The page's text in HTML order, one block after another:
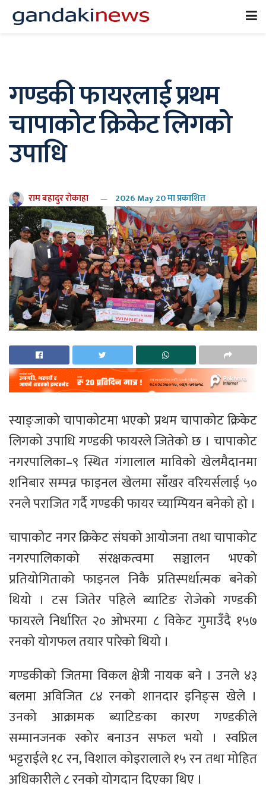
गण्डकी फायरलाई प्रथम
चापाकोट क्रिकेट लिगको
उपाधि
राम बहादुर रोकाहा 2026 May 20 मा प्रकाशित
स्याङ्जाको चापाकोटमा भएको प्रथम चापाकोट क्रिकेट
लिगको उपाधि गण्डकी फायरले जितेको छ । चापाकोट
नगरपालिका–९ स्थित गंगालाल माविको खेलमैदानमा
शनिबार सम्पन्न फाइनल खेलमा साँखर वरियर्सलाई ५०
रनले पराजित गर्दै गण्डकी फायर च्याम्पियन बनेको हो ।
चापाकोट नगर क्रिकेट संघको आयोजना तथा चापाकोट
नगरपालिकाको संरक्षकत्वमा सञ्चालन भएको
प्रतियोगिताको फाइनल निकै प्रतिस्पर्धात्मक बनेको
थियो । टस जितेर पहिले ब्याटिङ रोजेको गण्डकी
फायरले निर्धारित २० ओभरमा ८ विकेट गुमाउँदै १५७
रनको योगफल तयार पारेको थियो ।
गण्डकीको जितमा विकल क्षेत्री नायक बने । उनले ४३
बलमा अविजित ८४ रनको शानदार इनिङ्स खेले ।
उनको आक्रामक ब्याटिङका कारण गण्डकीले
सम्मानजनक स्कोर बनाउन सफल भयो । स्वप्निल
भट्टराईले १८ रन, विशाल कोइरालाले १५ रन तथा मोहित
अधिकारीले ८ रनको योगदान दिएका थिए ।